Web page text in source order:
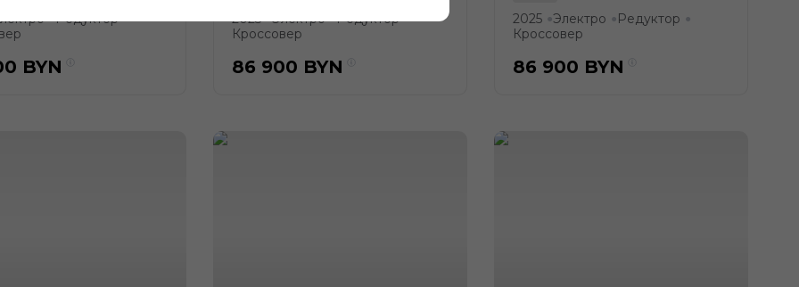
●Редуктор ●
BYN
2025 ●Электро ●Редуктор ●
Кроссовер
86 900 BYN
2025 ●Электро ● Редуктор ●
Кроссовер
86 900 BYN